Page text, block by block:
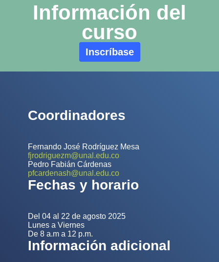
Información del
curso
Inscríbase
Coordinadores
Fernando José Rodríguez Mesa
fjrodriguezm@unal.edu.co
Pedro Fabián Cárdenas
pfcardenash@unal.edu.co
Fechas y horario
Del 04 al 22 de agosto 2025
Lunes a Viernes
De 8 a.m a 12 p.m.
Información adicional